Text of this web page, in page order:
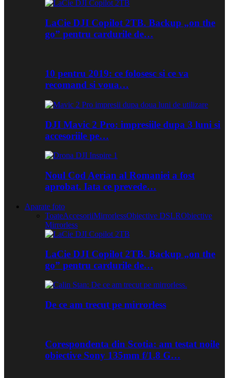
LaCie DJI Copilot 2TB. Backup „on the
go” pentru cardurile de…
10 pentru 2019: ce folosesc si ce va
recomand si voua…
DJI Mavic 2 Pro: impresiile dupa 3 luni si
accesoriile pe…
Noul Cod Aerian al Romaniei a fost
aprobat. Iata ce prevede…
Aparate foto
ToateAccesoriiMirrorlessObiective DSLRObiective
Mirrorless
LaCie DJI Copilot 2TB. Backup „on the
go” pentru cardurile de…
De ce am trecut pe mirrorless
Corespondenta din Scotia: am testat noile
obiective Sony 135mm f/1.8 G…